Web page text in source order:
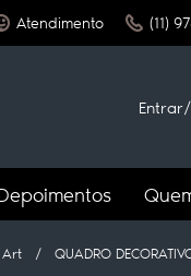
Atendimento (11)
Entrar/
Art QUADRO